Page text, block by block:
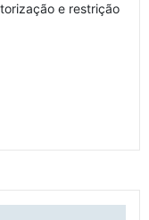
e restrição